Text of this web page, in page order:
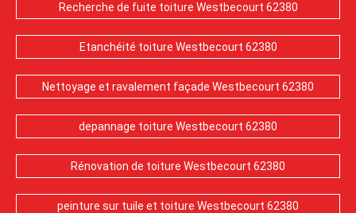
Recherche de fuite toiture Westbecourt 62380
Etanchéité toiture Westbecourt 62380
Nettoyage et ravalement façade Westbecourt 62380
depannage toiture Westbecourt 62380
Rénovation de toiture Westbecourt 62380
peinture sur tuile et toiture Westbecourt 62380